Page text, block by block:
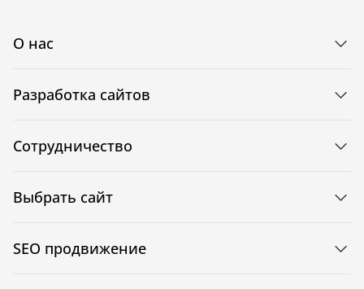
О нас
Разработка сайтов
Сотрудничество
Выбрать сайт
SEO продвижение